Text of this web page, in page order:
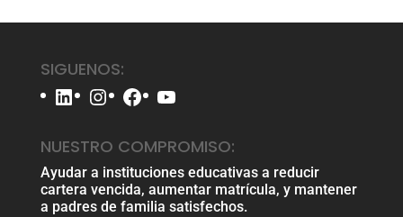
SIGUENOS:
LinkedIn
Instagram
Facebook
YouTube
NUESTRO COMPROMISO:
Ayudar a instituciones educativas a reducir
cartera vencida, aumentar matrícula, y mantener
a padres de familia satisfechos.